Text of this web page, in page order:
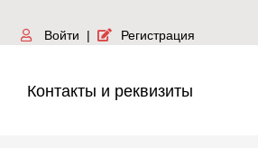
Войти | Регистрация
Контакты и реквизиты